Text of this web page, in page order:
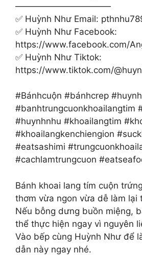
———————————
✅ Huỳnh Như Email:
✅ Huỳnh Như Facebook:
https://www.facebook.com/
✅ Huỳnh Như Tiktok:
https://www.tiktok.com/
#Bánhcuộn #bánhcrep
#banhtrungcuonkhoailangtim
#huynhnhu #khoailangtim
#khoailangkenchiengion
#eatsashimi
#cachlamtrungcuon
Bánh khoai lang tím cuộn
thơm vừa ngon vừa dễ làm lại
Nếu bỗng dưng buồn miệng,
thể thực hiện ngay vì nguyên
Vào bếp cùng Huỳnh Như để
dẫn này ngay nhé.